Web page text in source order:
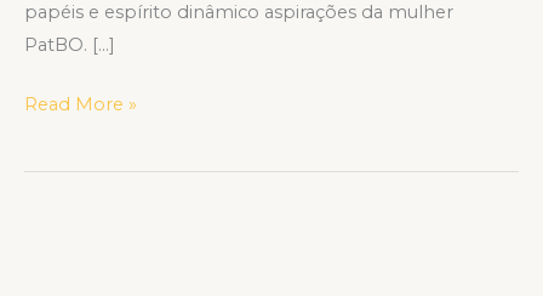
papéis e espírito dinâmico aspirações da mulher
PatBO. […]
Read More »